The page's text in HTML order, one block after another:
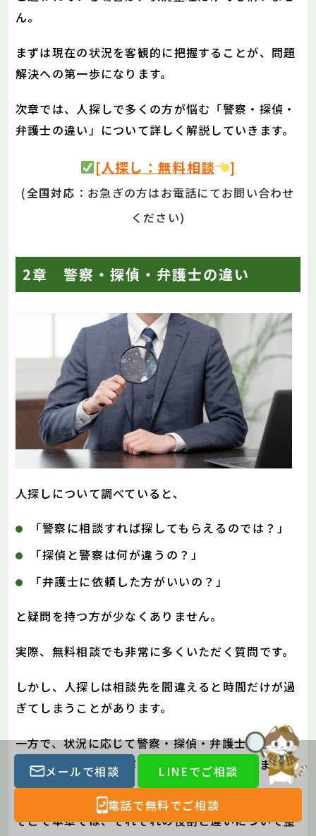
ん。
まずは現在の状況を客観的に把握することが、問題
解決への第一歩になります。
次章では、人探しで多くの方が悩む「警察・探偵・
弁護士の違い」について詳しく解説していきます。
[人探し：無料相談 ]
(全国対応 ：お急ぎの方はお電話にてお問い合わせ
ください)
2章 警察・探偵・弁護士の違い
人探しについて調べていると、
「警察に相談すれば探してもらえるのでは？」
「探偵と警察は何が違うの？」
「弁護士に依頼した方がいいの？」
と疑問を持つ方が少なくありません。
実際、無料相談でも非常に多くいただく質問です。
しかし、人探しは相談先を間違えると時間だけが過
ぎてしまうことがあります。
一方で、状況に応じて警察・探偵・弁護士を適切に
活用できれば、問題解決へ近づく可能性も高まりま
す。
そこで本章では、それぞれの役割と違いについて整
メールで相談
LINEでご相談
電話で無料でご相談